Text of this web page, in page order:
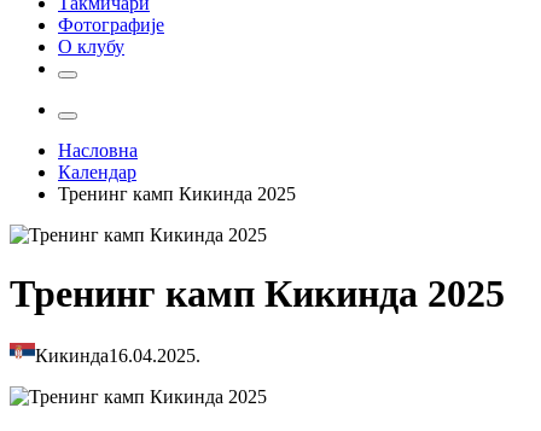
Фотографије
О клубу
Насловна
Календар
Тренинг камп Кикинда 2025
Тренинг камп Кикинда 2025
Кикинда16.04.2025.